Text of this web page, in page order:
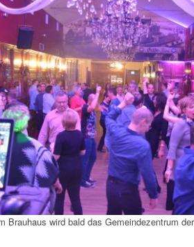
Brauhaus wird bald das Gemeindezentrum